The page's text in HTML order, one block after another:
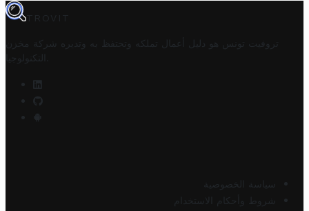
TROVIT
تروفيت تونس هو دليل أعمال تملكه وتحتفظ به وتديره
شركة مخزن
التكنولوجيا
سياسة الخصوصية
شروط وأحكام الاستخدام